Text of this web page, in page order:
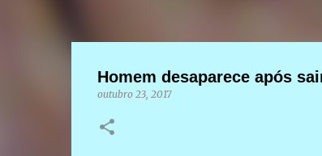
Homem desaparece após
outubro 23, 2017